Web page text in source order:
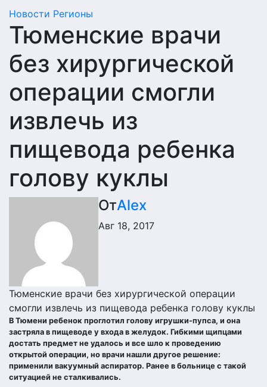
Новости Регионы
Тюменские врачи
без хирургической
операции смогли
извлечь из
пищевода ребенка
голову куклы
ОтAlex
Авг 18, 2017
Тюменские врачи без хирургической операции
смогли извлечь из пищевода ребенка голову куклы
В Тюмени ребенок проглотил голову игрушки-пупса, и она
застряла в пищеводе у входа в желудок. Гибкими щипцами
достать предмет не удалось и все шло к проведению
открытой операции, но врачи нашли другое решение:
применили вакуумный аспиратор. Ранее в больнице с такой
ситуацией не сталкивались.